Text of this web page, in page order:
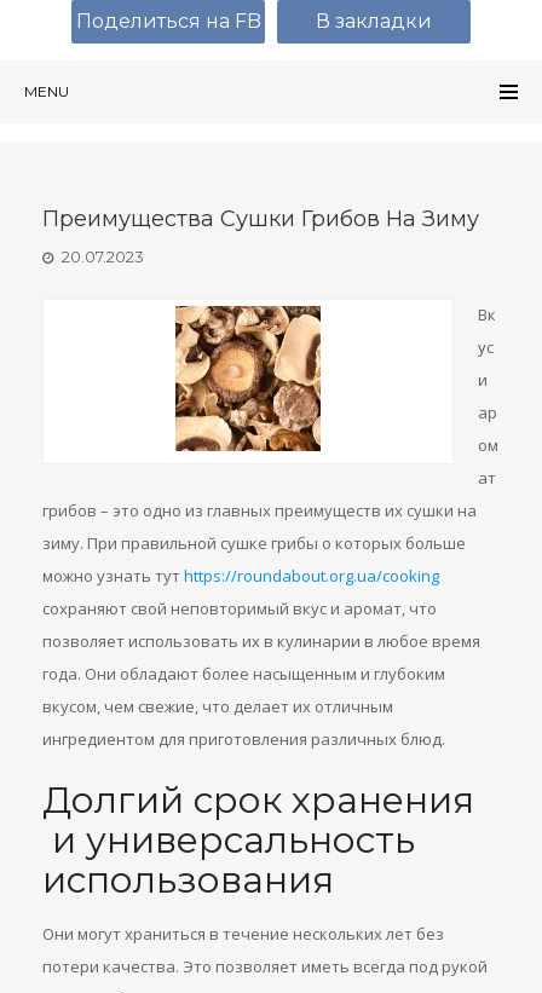
MENU
Преимущества Сушки Грибов На Зиму
20.07.2023
Вк
ус
и
ар
ом
ат
грибов – это одно из главных преимуществ их сушки на
зиму. При правильной сушке грибы о которых больше
можно узнать тутhttps://roundabout.org.ua/cooking
сохраняют свой неповторимый вкус и аромат, что
позволяет использовать их в кулинарии в любое время
года. Они обладают более насыщенным и глубоким
вкусом, чем свежие, что делает их отличным
ингредиентом для приготовления различных блюд.
Долгий срок хранения
и универсальность
использования
Они могут храниться в течение нескольких лет без
потери качества. Это позволяет иметь всегда под рукой
Поделиться на FB В закладки